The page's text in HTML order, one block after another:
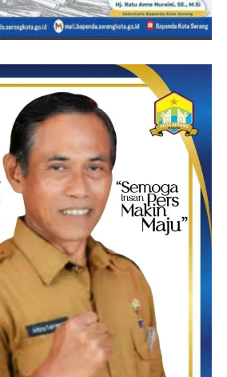
Dirinya sangat berharap agar
masyarakat yang ada di Desa
bekerjasama dan bersinergi untuk
Pone ke arah lebih baik lagi. Hal
melalui gerakan serta
ke depannya agar perekonomian desa
dapat lebih dikembangkan.
Saiful Daud Bumdes merupakan
rakyat desa terlebih guna
warga dalam mengembangkan ekonomi
badan usaha yang ada di desa
Desa bersama masyarakat desa,
kolaborasi dan kekompakan
BUMDes. Ia pun mengharapkan
berjalan sesuai fungsinya, yakni